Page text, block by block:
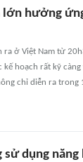
hưởng
ra ở Việt Nam từ
hoạch rất kỹ
chỉ diễn ra
sử dụng